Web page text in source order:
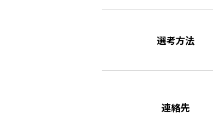
選考方法
連絡先